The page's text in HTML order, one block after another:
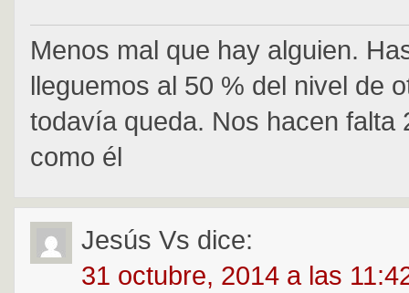
Menos mal que hay alguien.
lleguemos al 50 % del nivel de
todavía queda. Nos hacen falta
como él
Jesús Vs dice:
31 octubre, 2014 a las